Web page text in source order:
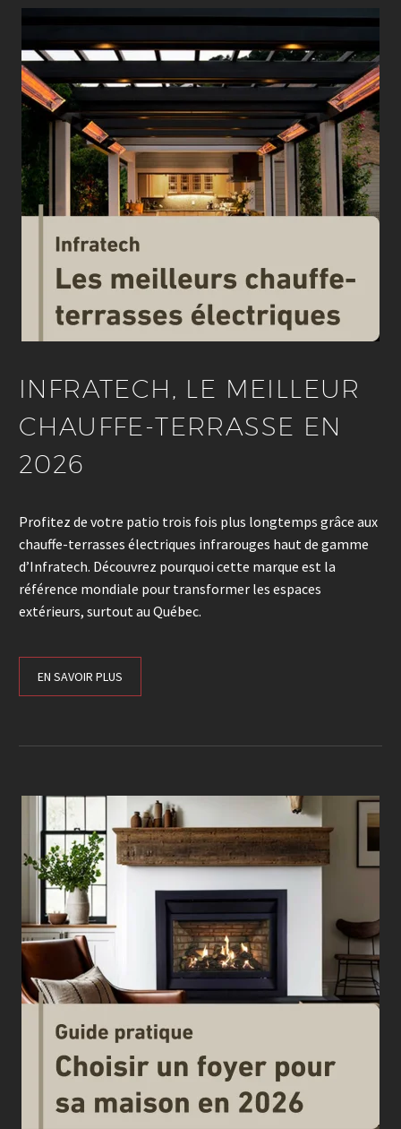
INFRATECH, LE MEILLEUR
CHAUFFE-TERRASSE EN
2026
Profitez de votre patio trois fois plus longtemps grâce aux
chauffe-terrasses électriques infrarouges haut de gamme
d’Infratech. Découvrez pourquoi cette marque est la
référence mondiale pour transformer les espaces
extérieurs, surtout au Québec.
EN SAVOIR PLUS